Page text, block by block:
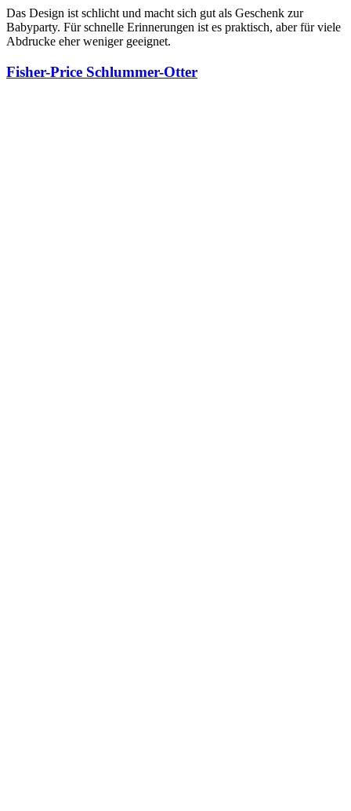
Das Design ist schlicht und macht sich gut als Geschenk zur
Babyparty. Für schnelle Erinnerungen ist es praktisch, aber für viele
Abdrucke eher weniger geeignet.
Fisher-Price Schlummer-Otter